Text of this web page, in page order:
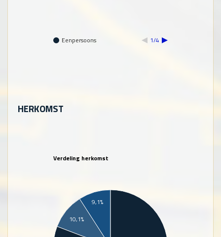
Eenpersoons 1/4
HERKOMST
Verdeling herkomst
9,1%
10,1%